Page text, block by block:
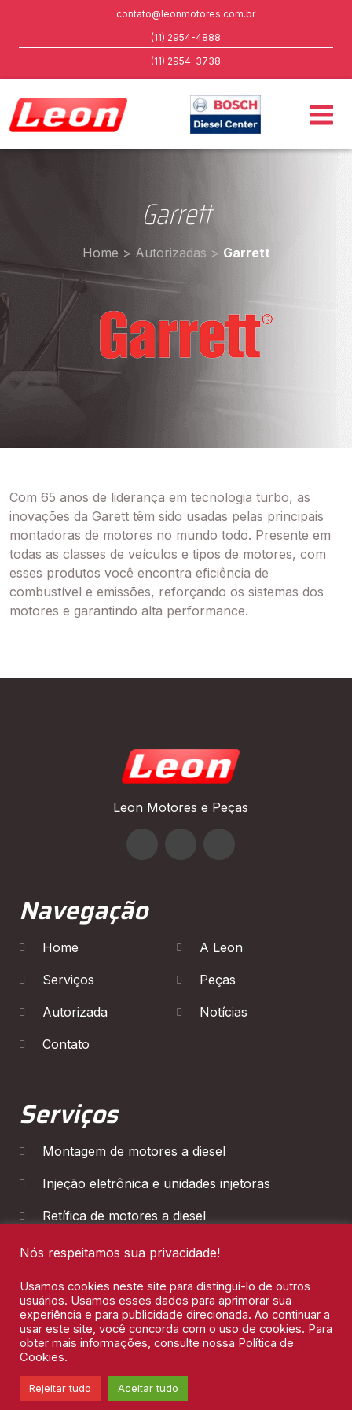
contato@leonmotores.com.br
(11) 2954-4888
(11) 2954-3738
Garrett
Home > Autorizadas > Garrett
Com 65 anos de liderança em tecnologia turbo, as
inovações da Garett têm sido usadas pelas principais
montadoras de motores no mundo todo. Presente em
todas as classes de veículos e tipos de motores, com
esses produtos você encontra eficiência de
combustível e emissões, reforçando os sistemas dos
motores e garantindo alta performance.
Leon Motores e Peças
Navegação
Home A Leon
Serviços Peças
Autorizada Notícias
Contato
Serviços
Montagem de motores a diesel
Injeção eletrônica e unidades injetoras
Retífica de motores a diesel
Diagnóstico Eletrônico
Manutenção de Cambios
Leon Motores 2026 © Todos os direitos reservados
Nós respeitamos sua privacidade!
Usamos cookies neste site para distingui-lo de outros
usuários. Usamos esses dados para aprimorar sua
experiência e para publicidade direcionada. Ao continuar a
usar este site, você concorda com o uso de cookies. Para
obter mais informações, consulte nossa Política de
Cookies.
Rejeitar tudo Aceitar tudo